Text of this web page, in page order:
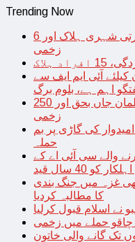
Trending Now
اسرائیل میں میزائل لگنے سے بھارتی شہری ہلاک اور 6
زخمی
ہلاک
کیلئے آئی ایم ایف سے
اہم ہے، بلوم برگ
بھارت میں مدرسہ مسمار؛ 4 مسلمان جاں بحق اور 250
زخمی
کی گاڑی پر بم
حملہ
والے سی آئی اے کے
کو 40 سال قید
غزہ میں جنگ بندی
کا مطالبہ کردیا
نے اسلام قبول کرلیا
چاقو حملے میں زخمی